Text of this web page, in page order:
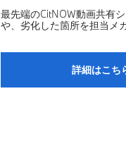
最先端のCitNOW動画共有
や、劣化した箇所を担当メ
詳細はこち